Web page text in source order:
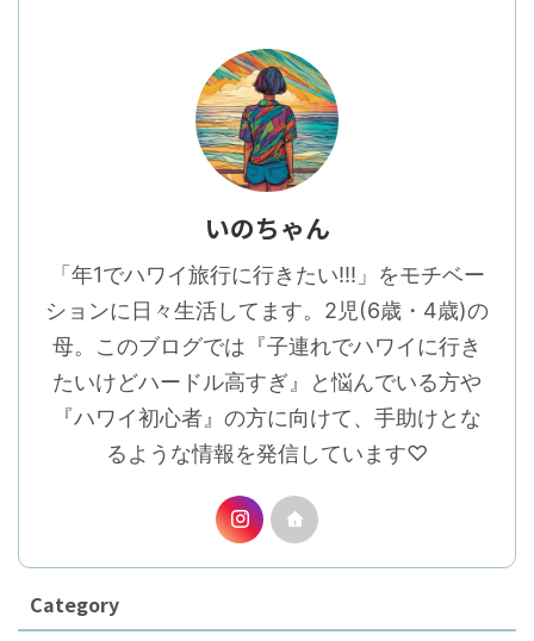
いのちゃん
「年1でハワイ旅行に行きたい!!!」をモチベー
ションに日々生活してます。2児(6歳・4歳)の
母。このブログでは『子連れでハワイに行き
たいけどハードル高すぎ』と悩んでいる方や
『ハワイ初心者』の方に向けて、手助けとな
るような情報を発信しています♡
Category